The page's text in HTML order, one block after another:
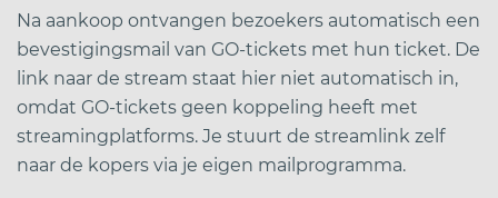
Na aankoop ontvangen bezoekers automatisch een
bevestigingsmail van GO-tickets met hun ticket. De
link naar de stream staat hier niet automatisch in,
omdat GO-tickets geen koppeling heeft met
streamingplatforms. Je stuurt de streamlink zelf
naar de kopers via je eigen mailprogramma.